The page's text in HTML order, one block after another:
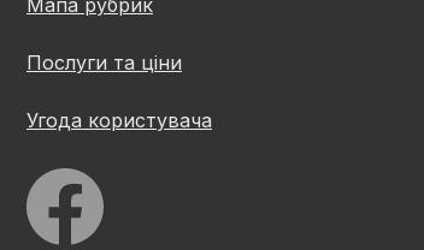
Мапа рубрик
Послуги та ціни
Угода користувача